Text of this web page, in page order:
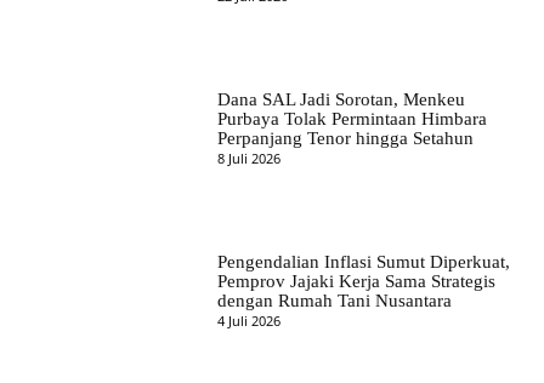
Dana SAL Jadi Sorotan, Menkeu
Purbaya Tolak Permintaan Himbara
Perpanjang Tenor hingga Setahun
8 Juli 2026
Pengendalian Inflasi Sumut Diperkuat,
Pemprov Jajaki Kerja Sama Strategis
dengan Rumah Tani Nusantara
4 Juli 2026